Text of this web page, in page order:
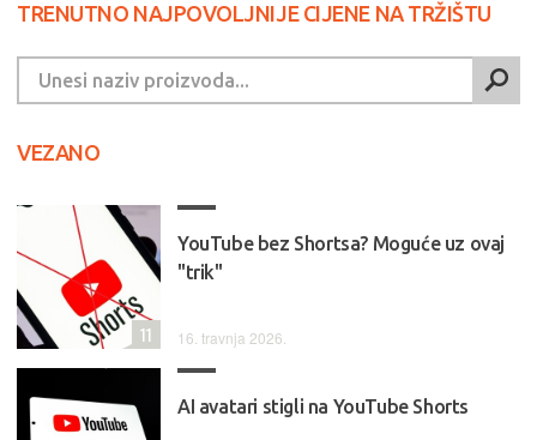
TRENUTNO NAJPOVOLJNIJE CIJENE NA TRŽIŠTU
VEZANO
YouTube bez Shortsa? Moguće uz ovaj
"trik"
16. travnja 2026.
11
AI avatari stigli na YouTube Shorts